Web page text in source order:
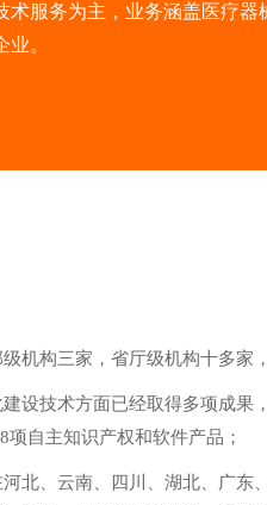
术服务为主，业务涵盖医疗
。
机构三家，省厅级机构十多家
设技术方面已经取得多项成果
项自主知识产权和软件产品；
北、云南、四川、湖北、广东